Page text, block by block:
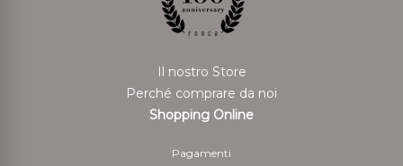
Il nostro Store
Perché comprare da noi
Shopping Online
Pagamenti